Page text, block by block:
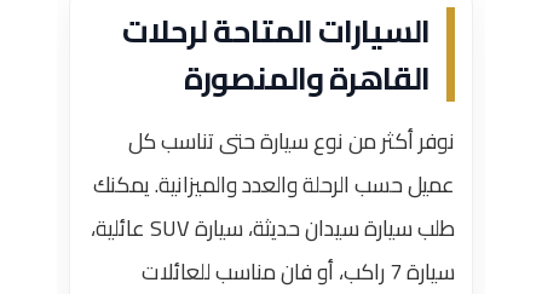
السيارات المتاحة لرحلات
القاهرة والمنصورة
نوفر أكثر من نوع سيارة حتى تناسب كل
عميل حسب الرحلة والعدد والميزانية. يمكنك
طلب سيارة سيدان حديثة، سيارة SUV عائلية،
سيارة 7 راكب، أو فان مناسب للعائلات